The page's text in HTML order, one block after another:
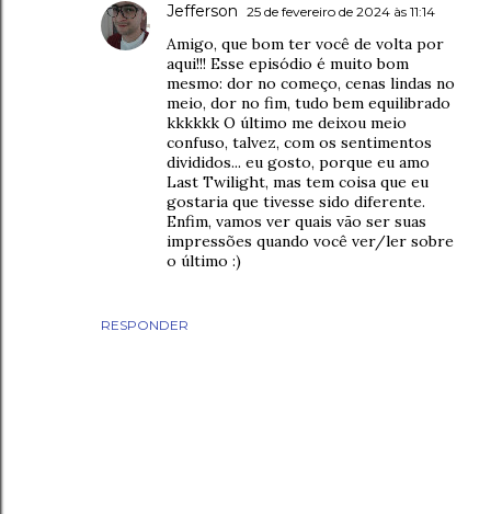
RESPONDER
Jefferson 25 de fevereiro de 2024 às 11:14
Amigo, que bom ter você de volta por
aqui!!! Esse episódio é muito bom
mesmo: dor no começo, cenas lindas no
meio, dor no fim, tudo bem equilibrado
kkkkkk O último me deixou meio
confuso, talvez, com os sentimentos
divididos... eu gosto, porque eu amo
Last Twilight, mas tem coisa que eu
gostaria que tivesse sido diferente.
Enfim, vamos ver quais vão ser suas
impressões quando você ver/ler sobre
o último :)